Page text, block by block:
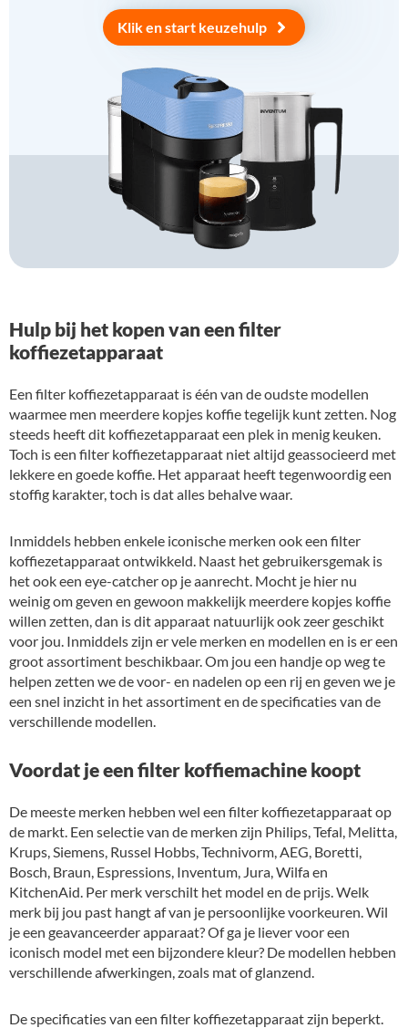
Klik en start keuzehulp
Hulp bij het kopen van een filter
koffiezetapparaat
Een filter koffiezetapparaat is één van de oudste modellen
waarmee men meerdere kopjes koffie tegelijk kunt zetten. Nog
steeds heeft dit koffiezetapparaat een plek in menig keuken.
Toch is een filter koffiezetapparaat niet altijd geassocieerd met
lekkere en goede koffie. Het apparaat heeft tegenwoordig een
stoffig karakter, toch is dat alles behalve waar.
Inmiddels hebben enkele iconische merken ook een filter
koffiezetapparaat ontwikkeld. Naast het gebruikersgemak is
het ook een eye-catcher op je aanrecht. Mocht je hier nu
weinig om geven en gewoon makkelijk meerdere kopjes koffie
willen zetten, dan is dit apparaat natuurlijk ook zeer geschikt
voor jou. Inmiddels zijn er vele merken en modellen en is er een
groot assortiment beschikbaar. Om jou een handje op weg te
helpen zetten we de voor- en nadelen op een rij en geven we je
een snel inzicht in het assortiment en de specificaties van de
verschillende modellen.
Voordat je een filter koffiemachine koopt
De meeste merken hebben wel een filter koffiezetapparaat op
de markt. Een selectie van de merken zijn Philips, Tefal, Melitta,
Krups, Siemens, Russel Hobbs, Technivorm, AEG, Boretti,
Bosch, Braun, Espressions, Inventum, Jura, Wilfa en
KitchenAid. Per merk verschilt het model en de prijs. Welk
merk bij jou past hangt af van je persoonlijke voorkeuren. Wil
je een geavanceerder apparaat? Of ga je liever voor een
iconisch model met een bijzondere kleur? De modellen hebben
verschillende afwerkingen, zoals mat of glanzend.
De specificaties van een filter koffiezetapparaat zijn beperkt.